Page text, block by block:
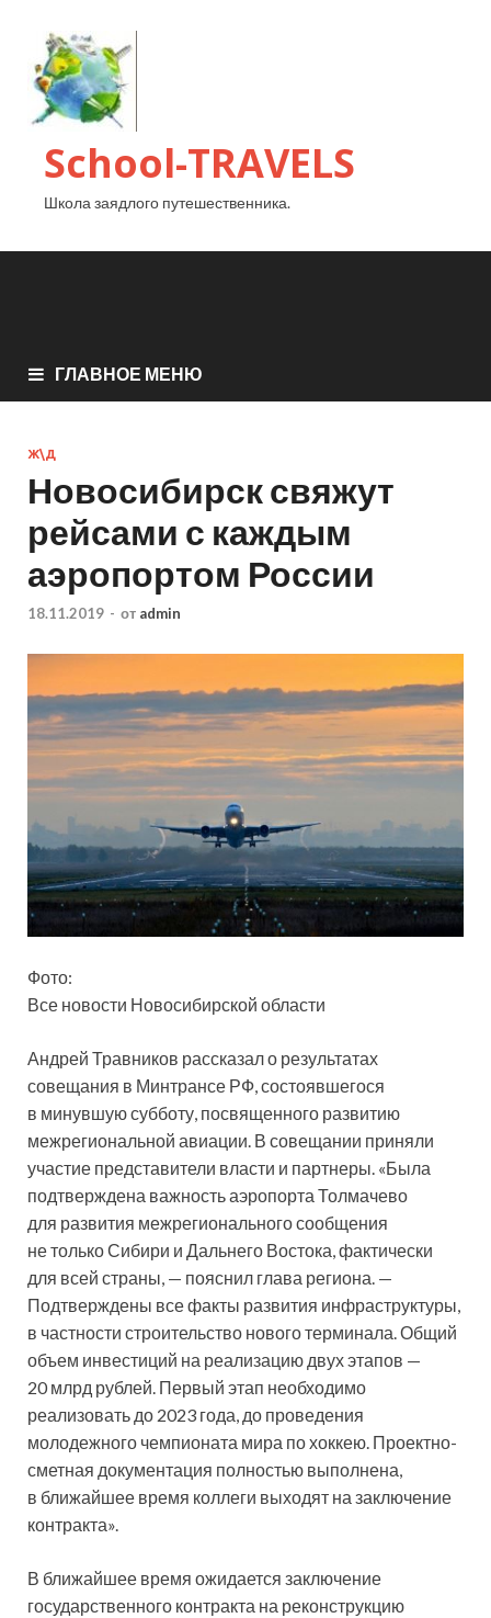
School-TRAVELS
Школа заядлого путешественника.
ГЛАВНОЕ МЕНЮ
Ж\Д
Новосибирск свяжут
рейсами с каждым
аэропортом России
18.11.2019 - от admin
Фото:
Все новости Новосибирской области
Андрей Травников рассказал о результатах
совещания в Минтрансе РФ, состоявшегося
в минувшую субботу, посвященного развитию
межрегиональной авиации. В совещании приняли
участие представители власти и партнеры. «Была
подтверждена важность аэропорта Толмачево
для развития межрегионального сообщения
не только Сибири и Дальнего Востока, фактически
для всей страны, — пояснил глава региона. —
Подтверждены все факты развития инфраструктуры,
в частности строительство нового терминала. Общий
объем инвестиций на реализацию двух этапов —
20 млрд рублей. Первый этап необходимо
реализовать до 2023 года, до проведения
молодежного чемпионата мира по хоккею. Проектно-
сметная документация полностью выполнена,
в ближайшее время коллеги выходят на заключение
контракта».
В ближайшее время ожидается заключение
государственного контракта на реконструкцию